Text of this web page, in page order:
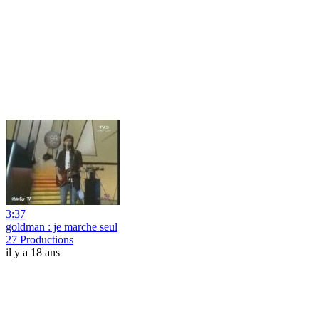
3:37
goldman : je marche seul
27 Productions
il y a 18 ans